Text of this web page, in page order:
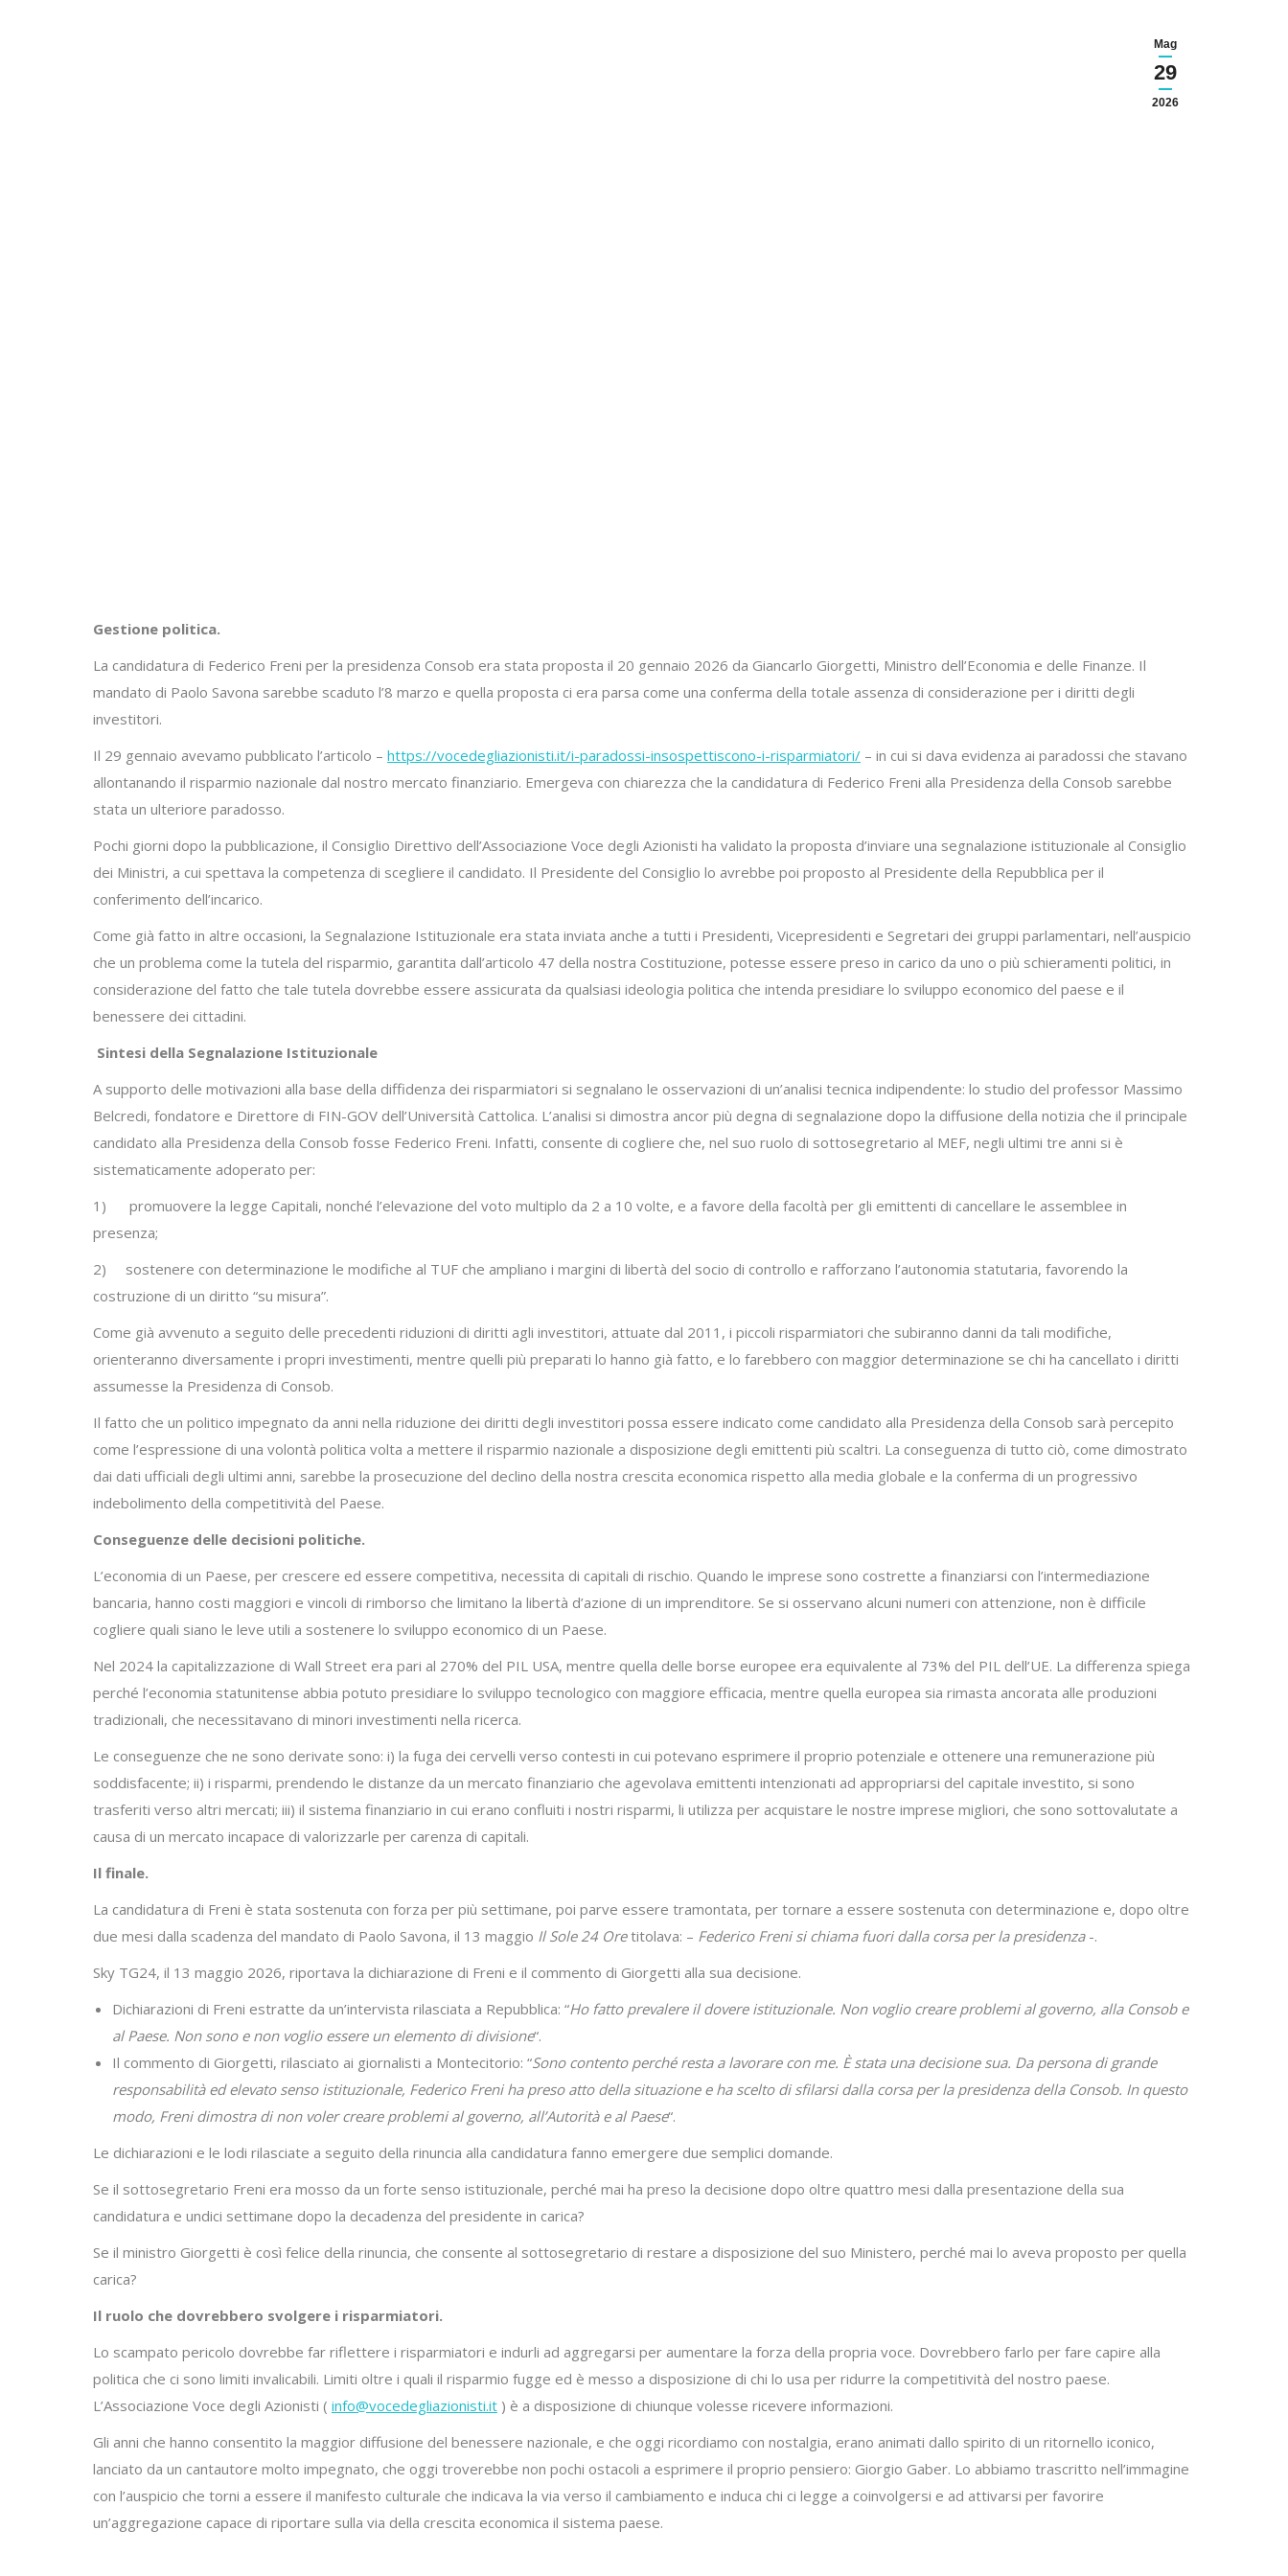
Mag
29
2026
Gestione politica.
La candidatura di Federico Freni per la presidenza Consob era stata proposta il 20 gennaio 2026 da Giancarlo Giorgetti, Ministro dell’Economia e delle Finanze. Il
mandato di Paolo Savona sarebbe scaduto l’8 marzo e quella proposta ci era parsa come una conferma della totale assenza di considerazione per i diritti degli
investitori.
Il 29 gennaio avevamo pubblicato l’articolo – https://vocedegliazionisti.it/i-paradossi-insospettiscono-i-risparmiatori/ – in cui si dava evidenza ai paradossi che stavano
allontanando il risparmio nazionale dal nostro mercato finanziario. Emergeva con chiarezza che la candidatura di Federico Freni alla Presidenza della Consob sarebbe
stata un ulteriore paradosso.
Pochi giorni dopo la pubblicazione, il Consiglio Direttivo dell’Associazione Voce degli Azionisti ha validato la proposta d’inviare una segnalazione istituzionale al Consiglio
dei Ministri, a cui spettava la competenza di scegliere il candidato. Il Presidente del Consiglio lo avrebbe poi proposto al Presidente della Repubblica per il
conferimento dell’incarico.
Come già fatto in altre occasioni, la Segnalazione Istituzionale era stata inviata anche a tutti i Presidenti, Vicepresidenti e Segretari dei gruppi parlamentari, nell’auspicio
che un problema come la tutela del risparmio, garantita dall’articolo 47 della nostra Costituzione, potesse essere preso in carico da uno o più schieramenti politici, in
considerazione del fatto che tale tutela dovrebbe essere assicurata da qualsiasi ideologia politica che intenda presidiare lo sviluppo economico del paese e il
benessere dei cittadini.
Sintesi della Segnalazione Istituzionale
A supporto delle motivazioni alla base della diffidenza dei risparmiatori si segnalano le osservazioni di un’analisi tecnica indipendente: lo studio del professor Massimo
Belcredi, fondatore e Direttore di FIN-GOV dell’Università Cattolica. L’analisi si dimostra ancor più degna di segnalazione dopo la diffusione della notizia che il principale
candidato alla Presidenza della Consob fosse Federico Freni. Infatti, consente di cogliere che, nel suo ruolo di sottosegretario al MEF, negli ultimi tre anni si è
sistematicamente adoperato per:
1) promuovere la legge Capitali, nonché l’elevazione del voto multiplo da 2 a 10 volte, e a favore della facoltà per gli emittenti di cancellare le assemblee in
presenza;
2) sostenere con determinazione le modifiche al TUF che ampliano i margini di libertà del socio di controllo e rafforzano l’autonomia statutaria, favorendo la
costruzione di un diritto “su misura”.
Come già avvenuto a seguito delle precedenti riduzioni di diritti agli investitori, attuate dal 2011, i piccoli risparmiatori che subiranno danni da tali modifiche,
orienteranno diversamente i propri investimenti, mentre quelli più preparati lo hanno già fatto, e lo farebbero con maggior determinazione se chi ha cancellato i diritti
assumesse la Presidenza di Consob.
Il fatto che un politico impegnato da anni nella riduzione dei diritti degli investitori possa essere indicato come candidato alla Presidenza della Consob sarà percepito
come l’espressione di una volontà politica volta a mettere il risparmio nazionale a disposizione degli emittenti più scaltri. La conseguenza di tutto ciò, come dimostrato
dai dati ufficiali degli ultimi anni, sarebbe la prosecuzione del declino della nostra crescita economica rispetto alla media globale e la conferma di un progressivo
indebolimento della competitività del Paese.
Conseguenze delle decisioni politiche.
L’economia di un Paese, per crescere ed essere competitiva, necessita di capitali di rischio. Quando le imprese sono costrette a finanziarsi con l’intermediazione
bancaria, hanno costi maggiori e vincoli di rimborso che limitano la libertà d’azione di un imprenditore. Se si osservano alcuni numeri con attenzione, non è difficile
cogliere quali siano le leve utili a sostenere lo sviluppo economico di un Paese.
Nel 2024 la capitalizzazione di Wall Street era pari al 270% del PIL USA, mentre quella delle borse europee era equivalente al 73% del PIL dell’UE. La differenza spiega
perché l’economia statunitense abbia potuto presidiare lo sviluppo tecnologico con maggiore efficacia, mentre quella europea sia rimasta ancorata alle produzioni
tradizionali, che necessitavano di minori investimenti nella ricerca.
Le conseguenze che ne sono derivate sono: i) la fuga dei cervelli verso contesti in cui potevano esprimere il proprio potenziale e ottenere una remunerazione più
soddisfacente; ii) i risparmi, prendendo le distanze da un mercato finanziario che agevolava emittenti intenzionati ad appropriarsi del capitale investito, si sono
trasferiti verso altri mercati; iii) il sistema finanziario in cui erano confluiti i nostri risparmi, li utilizza per acquistare le nostre imprese migliori, che sono sottovalutate a
causa di un mercato incapace di valorizzarle per carenza di capitali.
Il finale.
La candidatura di Freni è stata sostenuta con forza per più settimane, poi parve essere tramontata, per tornare a essere sostenuta con determinazione e, dopo oltre
due mesi dalla scadenza del mandato di Paolo Savona, il 13 maggio Il Sole 24 Oretitolava: – Federico Freni si chiama fuori dalla corsa per la presidenza-.
Sky TG24, il 13 maggio 2026, riportava la dichiarazione di Freni e il commento di Giorgetti alla sua decisione.
Dichiarazioni di Freni estratte da un’intervista rilasciata a Repubblica: “Ho fatto prevalere il dovere istituzionale. Non voglio creare problemi al governo, alla Consob e
al Paese. Non sono e non voglio essere un elemento di divisione“.
Il commento di Giorgetti, rilasciato ai giornalisti a Montecitorio: “Sono contento perché resta a lavorare con me. È stata una decisione sua. Da persona di grande
responsabilità ed elevato senso istituzionale, Federico Freni ha preso atto della situazione e ha scelto di sfilarsi dalla corsa per la presidenza della Consob. In questo
modo, Freni dimostra di non voler creare problemi al governo, all’Autorità e al Paese“.
Le dichiarazioni e le lodi rilasciate a seguito della rinuncia alla candidatura fanno emergere due semplici domande.
Se il sottosegretario Freni era mosso da un forte senso istituzionale, perché mai ha preso la decisione dopo oltre quattro mesi dalla presentazione della sua
candidatura e undici settimane dopo la decadenza del presidente in carica?
Se il ministro Giorgetti è così felice della rinuncia, che consente al sottosegretario di restare a disposizione del suo Ministero, perché mai lo aveva proposto per quella
carica?
Il ruolo che dovrebbero svolgere i risparmiatori.
Lo scampato pericolo dovrebbe far riflettere i risparmiatori e indurli ad aggregarsi per aumentare la forza della propria voce. Dovrebbero farlo per fare capire alla
politica che ci sono limiti invalicabili. Limiti oltre i quali il risparmio fugge ed è messo a disposizione di chi lo usa per ridurre la competitività del nostro paese.
L’Associazione Voce degli Azionisti ( info@vocedegliazionisti.it ) è a disposizione di chiunque volesse ricevere informazioni.
Gli anni che hanno consentito la maggior diffusione del benessere nazionale, e che oggi ricordiamo con nostalgia, erano animati dallo spirito di un ritornello iconico,
lanciato da un cantautore molto impegnato, che oggi troverebbe non pochi ostacoli a esprimere il proprio pensiero: Giorgio Gaber. Lo abbiamo trascritto nell’immagine
con l’auspicio che torni a essere il manifesto culturale che indicava la via verso il cambiamento e induca chi ci legge a coinvolgersi e ad attivarsi per favorire
un’aggregazione capace di riportare sulla via della crescita economica il sistema paese.